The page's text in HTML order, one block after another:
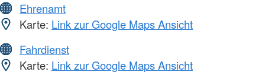
Ehrenamt
Karte: Link zur Google Maps Ansicht
Fahrdienst
Karte: Link zur Google Maps Ansicht